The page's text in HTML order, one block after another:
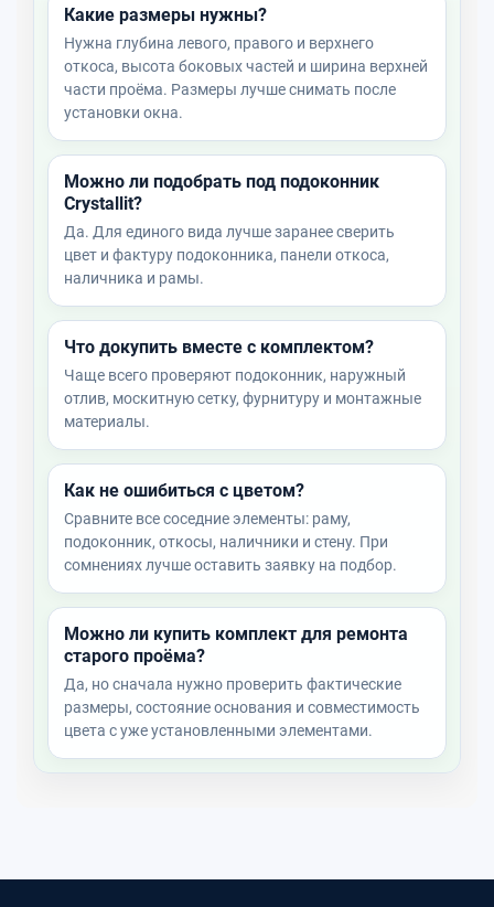
Какие размеры нужны?
Нужна глубина левого, правого и верхнего
откоса, высота боковых частей и ширина верхней
части проёма. Размеры лучше снимать после
установки окна.
Можно ли подобрать под подоконник
Crystallit?
Да. Для единого вида лучше заранее сверить
цвет и фактуру подоконника, панели откоса,
наличника и рамы.
Что докупить вместе с комплектом?
Чаще всего проверяют подоконник, наружный
отлив, москитную сетку, фурнитуру и монтажные
материалы.
Как не ошибиться с цветом?
Сравните все соседние элементы: раму,
подоконник, откосы, наличники и стену. При
сомнениях лучше оставить заявку на подбор.
Можно ли купить комплект для ремонта
старого проёма?
Да, но сначала нужно проверить фактические
размеры, состояние основания и совместимость
цвета с уже установленными элементами.